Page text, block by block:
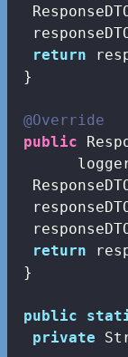
return
}
@Override
public
return
}
public
private